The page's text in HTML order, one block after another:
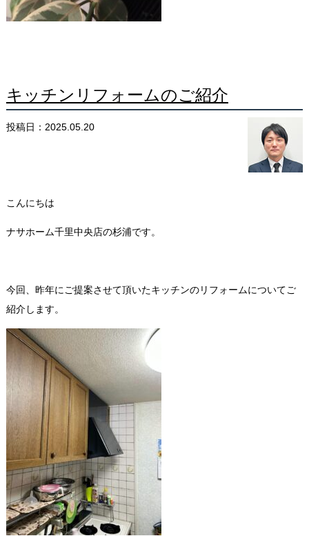
キッチンリフォームのご紹介
投稿日：2025.05.20
こんにちは
ナサホーム千里中央店の杉浦です。
今回、昨年にご提案させて頂いたキッチンのリフォームについてご
紹介します。